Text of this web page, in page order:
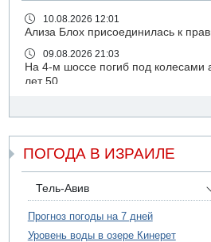
10.08.2026 12:01
Ализа Блох присоединилась к
09.08.2026 21:03
На 4-м шоссе погиб под колесами
лет 50
Сын экс-депутата от партии ШАС
09.08.2026 19:36
16-летний подросток разбился
09.08.2026 19:13
16-летний подросток упал со
Кешет (Верхняя Галилея)
ПОГОДА В ИЗРАИЛЕ
Тель-Авив
Прогноз погоды на 7 дней
Уровень воды в озере Кинерет